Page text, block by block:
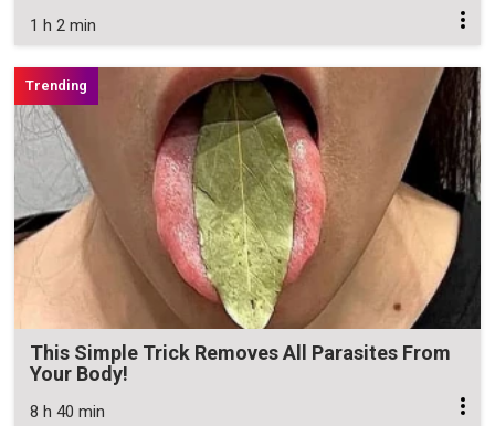
1 h 2 min
This Simple Trick Removes All Parasites From
Your Body!
8 h 40 min